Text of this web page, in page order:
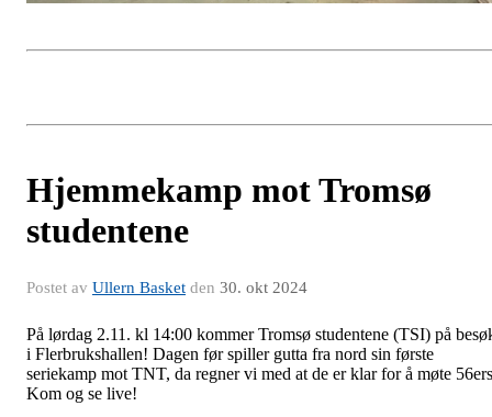
Hjemmekamp mot Tromsø
studentene
Postet av Ullern Basket den 30. okt 2024
På lørdag 2.11. kl 14:00 kommer Tromsø studentene (TSI) på
i Flerbrukshallen! Dagen før spiller gutta fra nord sin første
seriekamp mot TNT, da regner vi med at de er klar for å møte
Kom og se live!